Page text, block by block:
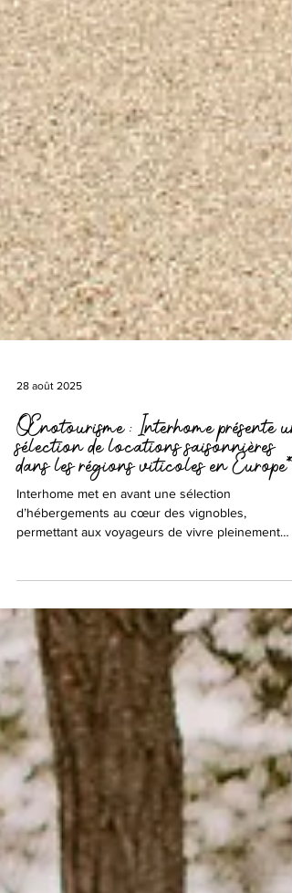
28 août 2025
Œnotourisme : Interhome présente
sélection de locations saisonnières
Interhome met en avant une sélection
permettant aux voyageurs de vivre pleinement
l’expérience œnotouristique.